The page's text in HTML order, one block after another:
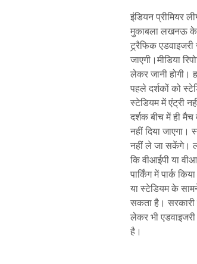
इंडियन प्रीमियर
मुकाबला लखनऊ के
ट्र्रैफिक
जाएगी।मीडिया
लेकर जानी होगी।
पहले दर्शकों को
स्टेडियम में एंट्री
दर्शक बीच में ही
नहीं दिया
नहीं ले जा सकेंगे।
कि वीआईपी या
पार्किंग में पार्क
या स्टेडियम के
सकता है। सरकारी
लेकर भी एडवाइजरी
है।